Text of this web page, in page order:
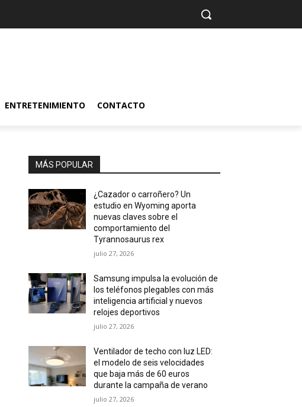
ENTRETENIMIENTO CONTACTO
MÁS POPULAR
¿Cazador o carroñero? Un
estudio en Wyoming aporta
nuevas claves sobre el
comportamiento del
Tyrannosaurus rex
julio 27, 2026
Samsung impulsa la evolución de
los teléfonos plegables con más
inteligencia artificial y nuevos
relojes deportivos
julio 27, 2026
Ventilador de techo con luz LED:
el modelo de seis velocidades
que baja más de 60 euros
durante la campaña de verano
julio 27, 2026